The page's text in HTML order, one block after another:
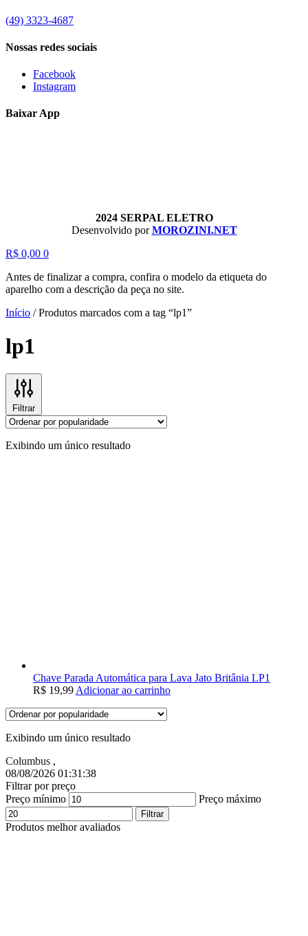
(49) 3323-4687
Nossas redes sociais
Facebook
Instagram
Baixar App
2024 SERPAL ELETRO
Desenvolvido porMOROZINI.NET
R$ 0,00 0
Antes de finalizar a compra, confira o modelo da etiqueta do
aparelho com a descrição da peça no site.
Início /Produtos marcados com a tag “lp1”
lp1
Filtrar
Exibindo um único resultado
Chave Parada Automática para Lava Jato Britânia LP1
R$ 19,99Adicionar ao carrinho
Exibindo um único resultado
Columbus ,
08/08/2026 01:31:39
Filtrar por preço
Preço mínimo
Preço máximo
Filtrar
Produtos melhor avaliados